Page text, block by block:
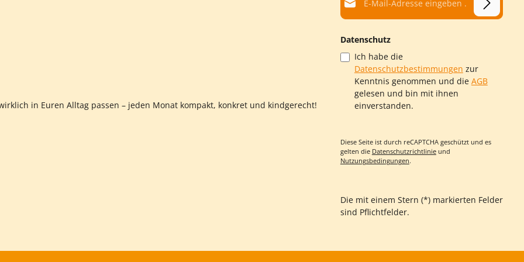
in Euren Alltag passen – jeden Monat kompakt, konkret und kindgerecht!
Datenschutz
Ich habe die
Datenschutzbestimmungen zur
Kenntnis genommen und die AGB
gelesen und bin mit ihnen
einverstanden.
Diese Seite ist durch reCAPTCHA geschützt und es
gelten die Datenschutzrichtlinieund
Nutzungsbedingungen.
Die mit einem Stern (*) markierten Felder
sind Pflichtfelder.